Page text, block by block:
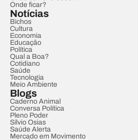
Onde ficar?
Notícias
Bichos
Cultura
Economia
Educação
Política
Qual a Boa?
Cotidiano
Saúde
Tecnologia
Meio Ambiente
Blogs
Caderno Animal
Conversa Política
Pleno Poder
Sílvio Osias
Saúde Alerta
Mercado em Movimento